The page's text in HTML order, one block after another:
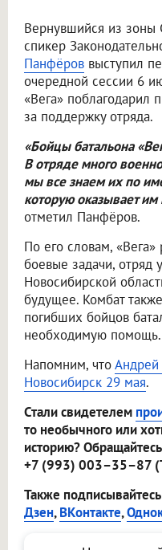
Вернувшийся из
спикер
Панфёров выступил
очередной сессии 6
«Вега» поблагодарил
за поддержку отряда.
«Бойцы батальона
В отряде много
мы все знаем их по
которую оказывает им
отметил Панфёров.
По его словам,
боевые задачи,
Новосибирской
будущее. Комбат
погибших бойцов
необходимую помощь.
Напомним, чтоАндрей
Новосибирск 29 мая.
Стали свидетелем
то необычного или
историю?
+7 (993) 003–35–87
Также
Дзен,ВКонтакте,